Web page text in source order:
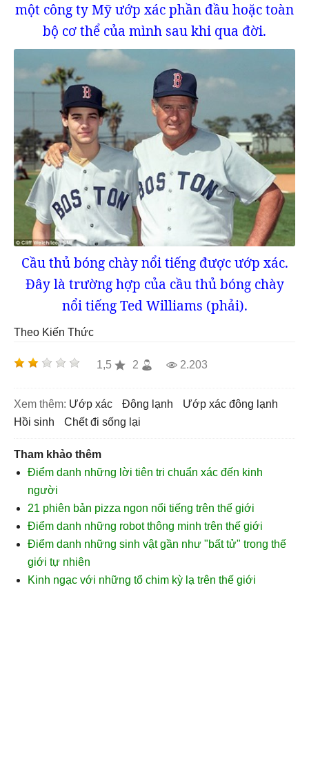
một công ty Mỹ ướp xác phần đầu hoặc toàn
bộ cơ thể của mình sau khi qua đời.
Cầu thủ bóng chày nổi tiếng được ướp xác.
Đây là trường hợp của cầu thủ bóng chày
nổi tiếng Ted Williams (phải).
Theo Kiến Thức
1,5 2 2.203
Xem thêm: ướp xác đông lạnh
ướp xác đông lạnh
hồi sinh
chết đi sống lại
Tham khảo thêm
Điểm danh những lời tiên tri chuẩn xác đến kinh
người
21 phiên bản pizza ngon nổi tiếng trên thế giới
Điểm danh những robot thông minh trên thế giới
Điểm danh những sinh vật gần như "bất tử" trong thế
giới tự nhiên
Kinh ngạc với những tổ chim kỳ lạ trên thế giới